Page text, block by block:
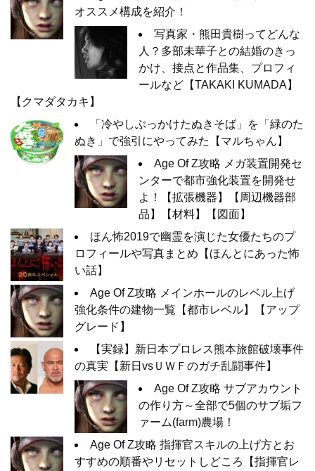
オススメ構成を紹介！
写真家・熊田貴樹ってどんな
人？多部未華子との結婚のきっ
かけ、接点と作品集、プロフィ
ールなど【TAKAKI KUMADA】
【クマダタカキ】
「冷やしぶっかけたぬきそば」を「緑のた
ぬき」で強引にやってみた【マルちゃん】
Age Of Z攻略 メガ装置開発セ
ンターで都市強化装置を開発せ
よ！【拡張機器】【周辺機器部
品】【材料】【図面】
ほん怖2019で幽霊を演じた女優たちのプ
ロフィールや写真まとめ【ほんとにあった怖
い話】
Age Of Z攻略 メインホールのレベル上げ
強化条件の建物一覧【都市レベル】【アップ
グレード】
【実録】新日本プロレス熊本旅館破壊事件
の真実【新日vsＵＷＦのガチ乱闘事件】
Age Of Z攻略 サブアカウント
の作り方～全部で5個のサブ垢フ
ァーム(farm)農場！
Age Of Z攻略 指揮官スキルの上げ方とお
すすめの順番やリセットしどころ【指揮官レ